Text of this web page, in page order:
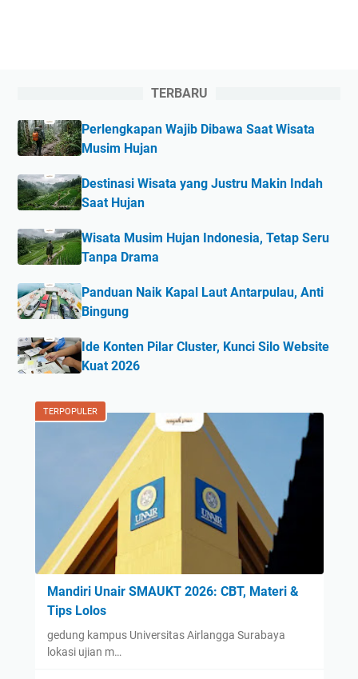
TERBARU
Perlengkapan Wajib Dibawa Saat Wisata
Musim Hujan
Destinasi Wisata yang Justru Makin Indah
Saat Hujan
Wisata Musim Hujan Indonesia, Tetap Seru
Tanpa Drama
Panduan Naik Kapal Laut Antarpulau, Anti
Bingung
Ide Konten Pilar Cluster, Kunci Silo Website
Kuat 2026
TERPOPULER
Mandiri Unair SMAUKT 2026: CBT, Materi &
Tips Lolos
gedung kampus Universitas Airlangga Surabaya
lokasi ujian m…